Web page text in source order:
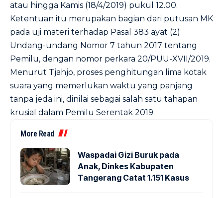
atau hingga Kamis (18/4/2019) pukul 12.00.
Ketentuan itu merupakan bagian dari putusan MK
pada uji materi terhadap Pasal 383 ayat (2)
Undang-undang Nomor 7 tahun 2017 tentang
Pemilu, dengan nomor perkara 20/PUU-XVII/2019.
Menurut Tjahjo, proses penghitungan lima kotak
suara yang memerlukan waktu yang panjang
tanpa jeda ini, dinilai sebagai salah satu tahapan
krusial dalam Pemilu Serentak 2019.
More Read
Waspadai Gizi Buruk pada
Anak, Dinkes Kabupaten
Tangerang Catat 1.151 Kasus